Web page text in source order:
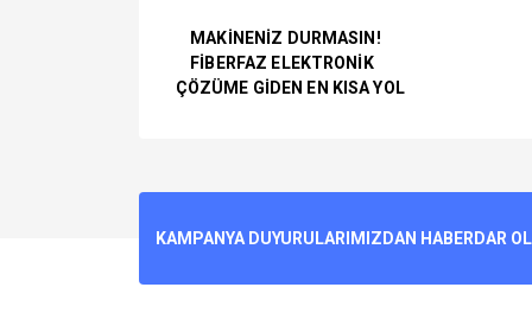
MAKİNENİZ DURMASIN!
FİBERFAZ ELEKTRONİK
ÇÖZÜME GİDEN EN KISA YOL
Ürün resmi kalitesiz, bozuk veya
KAMPANYA DUYURULARIMIZDAN HABERDAR